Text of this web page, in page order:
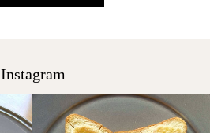
Instagram